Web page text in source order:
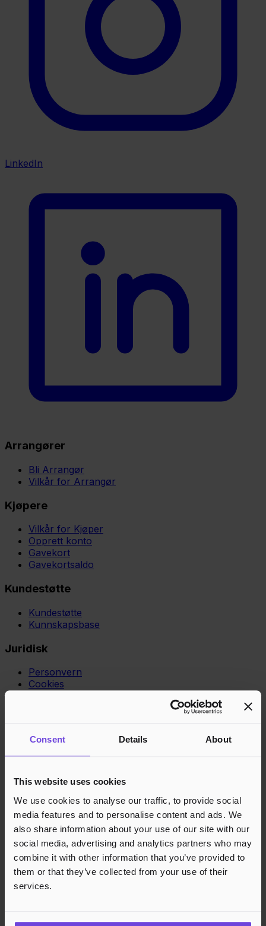
Consent Details About
This website uses cookies
We use cookies to analyse our traffic, to provide social
media features and to personalise content and ads. We
also share information about your use of our site with our
social media, advertising and analytics partners who may
combine it with other information that you’ve provided to
them or that they’ve collected from your use of their
services.
LinkedIn
Arrangører
Bli Arrangør
Vilkår for Arrangør
Kjøpere
Vilkår for Kjøper
Opprett konto
Gavekort
Gavekortsaldo
Kundestøtte
Kundestøtte
Kunnskapsbase
Juridisk
Personvern
Cookies
Tyskland Global
Deutsch Français
Godkjente betalingsmetoder